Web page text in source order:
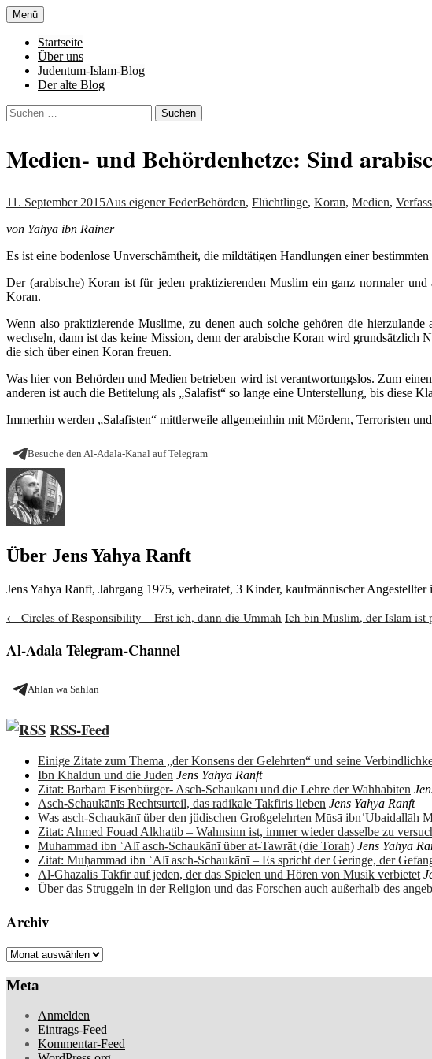
Zum
Inhalt
springen
Al-Adala.de
Menü
Startseite
Über uns
Judentum-Islam-Blog
Der alte Blog
Suchen
nach:
Medien- und Behördenhetze: Sind
11. September 2015Aus eigener FederBehörden, Flüchtlinge, Koran, Medien,
von Yahya ibn Rainer
Es ist eine bodenlose Unverschämtheit, die mildtätigen Handlungen einer
Der (arabische) Koran ist für jeden praktizierenden Muslim ein ganz normaler
Koran.
Wenn also praktizierende Muslime, zu denen auch solche gehören die hierzulande
wechseln, dann ist das keine Mission, denn der arabische Koran wird
die sich über einen Koran freuen.
Was hier von Behörden und Medien betrieben wird ist verantwortungslos. Zum
anderen ist auch die Betitelung als „Salafist“ so lange eine Unterstellung, bis diese
Immerhin werden „Salafisten“ mittlerweile allgemeinhin mit Mördern, Terroristen
Besuche den Al-Adala-Kanal auf Telegram
Über Jens Yahya Ranft
Jens Yahya Ranft, Jahrgang 1975, verheiratet, 3 Kinder, kaufmännischer
Beitragsnavigation
← Circles of Responsibility – Erst ich, dann die Ummah Ich bin Muslim, der Islam
Al-Adala Telegram-Channel
Ahlan wa Sahlan
RSS-Feed
Einige Zitate zum Thema „der Konsens der Gelehrten“ und seine
Ibn Khaldun und die Juden Jens Yahya Ranft
Zitat: Barbara Eisenbürger- Asch-Schaukānī und die Lehre der Wahhabiten
Asch-Schaukānīs Rechtsurteil, das radikale Takfiris lieben Jens Yahya Ranft
Was asch-Schaukānī über den jüdischen Großgelehrten Mūsā ibnʿUbaidallāh
Zitat: Ahmed Fouad Alkhatib – Wahnsinn ist, immer wieder dasselbe zu
Muhammad ibn ʿAlī asch-Schaukānī über at-Tawrāt (die Torah) Jens Yahya
Zitat: Muḥammad ibn ʿAlī asch-Schaukānī – Es spricht der Geringe, der
Al-Ghazalis Takfir auf jeden, der das Spielen und Hören von Musik verbietet
Über das Struggeln in der Religion und das Forschen auch außerhalb des
Archiv
Archiv
Meta
Anmelden
Eintrags-Feed
Kommentar-Feed